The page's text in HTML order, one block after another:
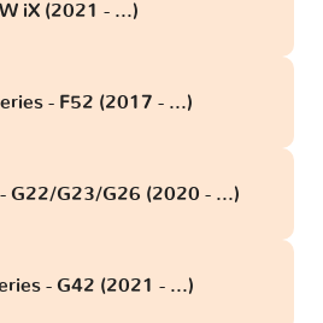
iX (2021 - ...)
- F52 (2017 - ...)
G22/G23/G26 (2020 - ...)
- G42 (2021 - ...)